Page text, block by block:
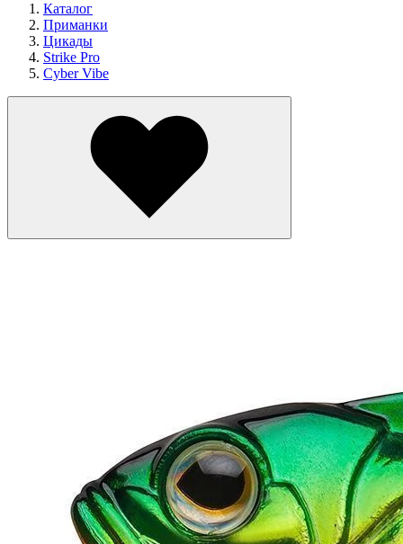
Каталог
Приманки
Цикады
Strike Pro
Cyber Vibe